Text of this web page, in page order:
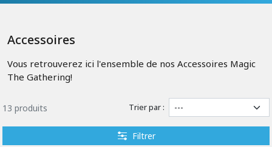
Accessoires
Vous retrouverez ici l'ensemble de nos Accessoires Magic
The Gathering!
13 produits Trier par :
Filtrer